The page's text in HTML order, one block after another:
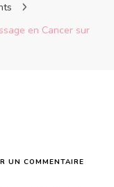
en Cancer sur
UN COMMENTAIRE